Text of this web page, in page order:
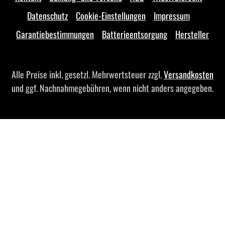
Datenschutz
Cookie-Einstellungen
Impressum
Garantiebestimmungen
Batterieentsorgung Hersteller
Alle Preise inkl. gesetzl. Mehrwertsteuer zzgl.Versandkosten
und ggf. Nachnahmegebühren, wenn nicht anders angegeben.